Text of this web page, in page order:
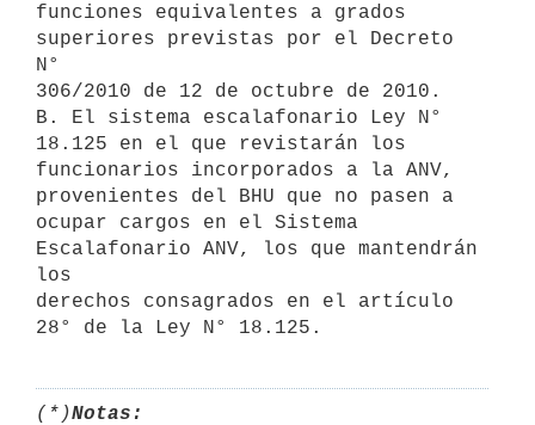
funciones equivalentes a grados
superiores previstas por el Decreto
N°
306/2010 de 12 de octubre de 2010.
B. El sistema escalafonario Ley N°
18.125 en el que revistarán los
funcionarios incorporados a la ANV,
provenientes del BHU que no pasen a
ocupar cargos en el Sistema
Escalafonario ANV, los que mantendrán
los
derechos consagrados en el artículo
(*)Notas: